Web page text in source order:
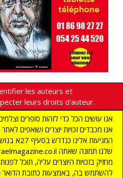
les auteurs et
leurs droits d'auteur.
אנו עושים הכל כדי לזהות סופרים
אנו מכבדים זכויות יוצרים ושואפים
המגיעות
מחזיק בזכויות היוצרים עליה, תוכל
להשתמש בה, באמצעות כתובת הדואר